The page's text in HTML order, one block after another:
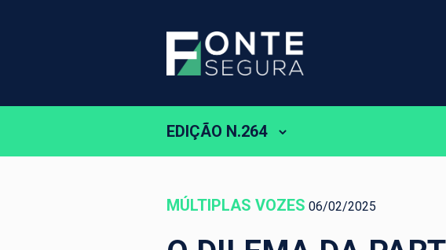
EDIÇÃO N.264
MÚLTIPLAS VOZES 06/02/2025